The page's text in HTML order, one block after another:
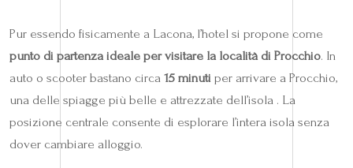
Pur essendo fisicamente a Lacona, l’hotel si propone come
punto di partenza ideale per visitare la località di Procchio. In
auto o scooter bastano circa 15 minuti per arrivare a Procchio,
una delle spiagge più belle e attrezzate dell’isola . La
posizione centrale consente di esplorare l’intera isola senza
dover cambiare alloggio.